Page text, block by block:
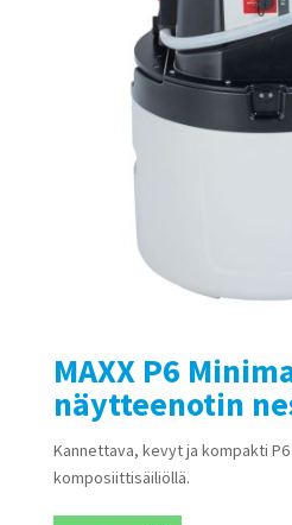
MAXX P6
näytteenotin
Kannettava, kevyt ja kompakti
komposiittisäiliöllä.